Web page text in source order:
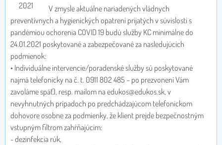
2021
V zmysle aktuálne nariadených vládnych
preventívnych a hygienických opatrení prijatých v súvislosti s
pandémiou ochorenia COVID 19 budú služby KC minimálne do
24.01.2021 poskytované a zabezpečované za nasledujúcich
podmienok:
• Individuálne intervencie/poradenské služby sú poskytované
najmä telefonicky na č. t. 0911 802 485 – po prezvonení Vám
zavoláme späť), resp. mailom na edukos@edukos.sk, v
nevyhnutných prípadoch po predchádzajúcom telefonickom
dohovore osobne za podmienky, že klient prejde bezpečnostným
vstupným filtrom zahŕňajúcim:
- dezinfekcia rúk,